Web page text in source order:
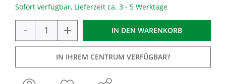
Sofort verfügbar, Lieferzeit ca. 3 - 5 Werktage
- + IN DEN WARENKORB
IN IHREM CENTRUM VERFÜGBAR?